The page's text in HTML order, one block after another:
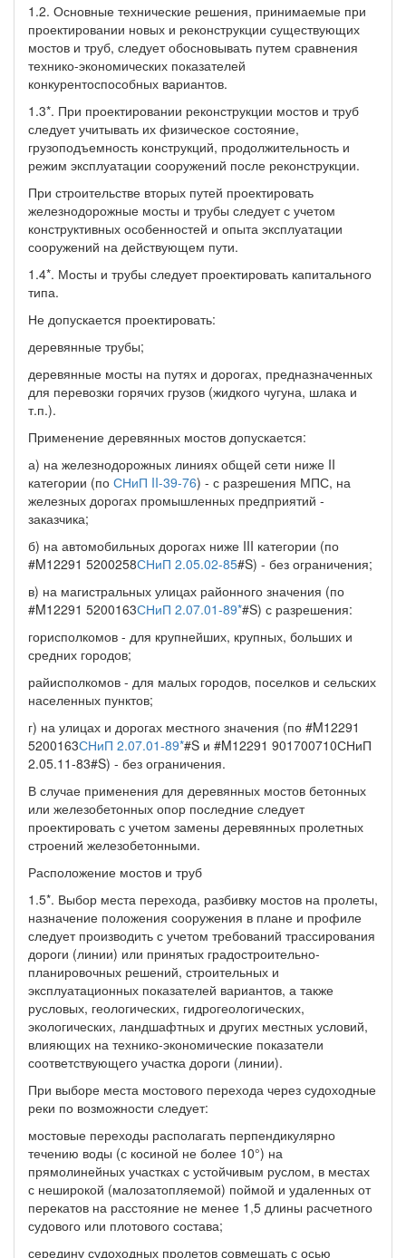
1.2. Основные технические решения, принимаемые при
проектировании новых и реконструкции существующих
мостов и труб, следует обосновывать путем сравнения
технико-экономических показателей
конкурентоспособных вариантов.
1.3*. При проектировании реконструкции мостов и труб
следует учитывать их физическое состояние,
грузоподъемность конструкций, продолжительность и
режим эксплуатации сооружений после реконструкции.
При строительстве вторых путей проектировать
железнодорожные мосты и трубы следует с учетом
конструктивных особенностей и опыта эксплуатации
сооружений на действующем пути.
1.4*. Мосты и трубы следует проектировать капитального
типа.
Не допускается проектировать:
деревянные трубы;
деревянные мосты на путях и дорогах, предназначенных
для перевозки горячих грузов (жидкого чугуна, шлака и
т.п.).
Применение деревянных мостов допускается:
а) на железнодорожных линиях общей сети ниже II
категории (по СНиП II-39-76) - с разрешения МПС, на
железных дорогах промышленных предприятий -
заказчика;
б) на автомобильных дорогах ниже III категории (по
#M12291 5200258СНиП 2.05.02-85#S) - без ограничения;
в) на магистральных улицах районного значения (по
#M12291 5200163СНиП 2.07.01-89*#S) с разрешения:
горисполкомов - для крупнейших, крупных, больших и
средних городов;
райисполкомов - для малых городов, поселков и сельских
населенных пунктов;
г) на улицах и дорогах местного значения (по #M12291
5200163СНиП 2.07.01-89*#S и #M12291 901700710СНиП
2.05.11-83#S) - без ограничения.
В случае применения для деревянных мостов бетонных
или железобетонных опор последние следует
проектировать с учетом замены деревянных пролетных
строений железобетонными.
Расположение мостов и труб
1.5*. Выбор места перехода, разбивку мостов на пролеты,
назначение положения сооружения в плане и профиле
следует производить с учетом требований трассирования
дороги (линии) или принятых градостроительно-
планировочных решений, строительных и
эксплуатационных показателей вариантов, а также
русловых, геологических, гидрогеологических,
экологических, ландшафтных и других местных условий,
влияющих на технико-экономические показатели
соответствующего участка дороги (линии).
При выборе места мостового перехода через судоходные
реки по возможности следует:
мостовые переходы располагать перпендикулярно
течению воды (с косиной не более 10°) на
прямолинейных участках с устойчивым руслом, в местах
с неширокой (малозатопляемой) поймой и удаленных от
перекатов на расстояние не менее 1,5 длины расчетного
судового или плотового состава;
середину судоходных пролетов совмещать с осью